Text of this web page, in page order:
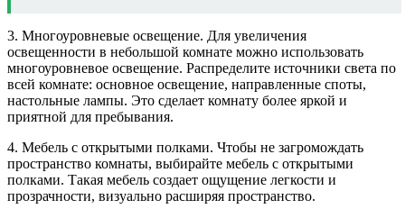
3. Многоуровневые освещение. Для увеличения
освещенности в небольшой комнате можно использовать
многоуровневое освещение. Распределите источники света по
всей комнате: основное освещение, направленные споты,
настольные лампы. Это сделает комнату более яркой и
приятной для пребывания.
4. Мебель с открытыми полками. Чтобы не загромождать
пространство комнаты, выбирайте мебель с открытыми
полками. Такая мебель создает ощущение легкости и
прозрачности, визуально расширяя пространство.